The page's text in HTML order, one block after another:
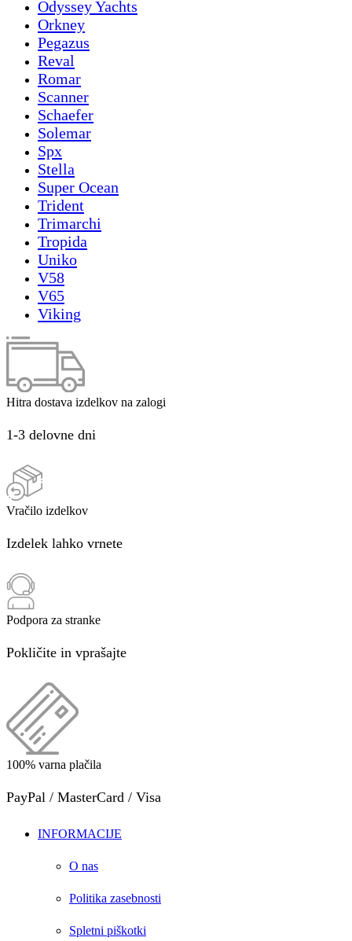
Odyssey Yachts
Orkney
Pegazus
Reval
Romar
Scanner
Schaefer
Solemar
Spx
Stella
Super Ocean
Trident
Trimarchi
Tropida
Uniko
V58
V65
Viking
Hitra dostava izdelkov na zalogi
1-3 delovne dni
Vračilo izdelkov
Izdelek lahko vrnete
Podpora za stranke
Pokličite in vprašajte
100% varna plačila
PayPal / MasterCard / Visa
INFORMACIJE
O nas
Politika zasebnosti
Spletni piškotki